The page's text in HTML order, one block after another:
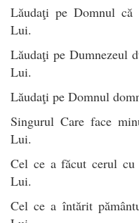
Lăudaţi pe Domnul
Lui.
Lăudaţi pe Dumnezeul
Lui.
Lăudaţi pe Domnul
Singurul Care face
Lui.
Cel ce a făcut cerul cu
Lui.
Cel ce a întărit